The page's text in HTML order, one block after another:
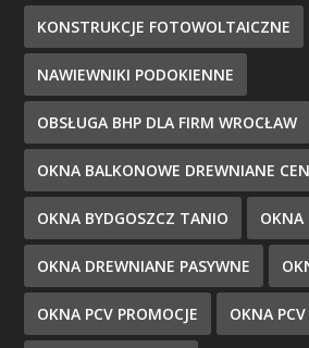
KONSTRUKCJE FOTOWOLTAICZNE
NAWIEWNIKI PODOKIENNE
OBSŁUGA BHP DLA FIRM WROCŁAW
OKNA BALKONOWE DREWNIANE
OKNA BYDGOSZCZ TANIO OKNA
OKNA DREWNIANE PASYWNE
OKNA PCV PROMOCJE OKNA